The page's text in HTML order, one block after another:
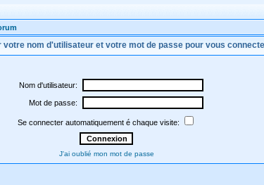
votre nom d'utilisateur et votre mot de passe pour vous
Nom d'utilisateur:
Mot de passe:
Se connecter automatiquement é chaque visite:
J'ai oublié mon mot de passe